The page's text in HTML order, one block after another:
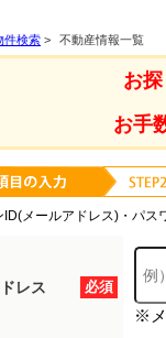
件検索 > 不動産情報一覧
お
お手
ID(メールアドレス)・パス
必須
レス
※メ